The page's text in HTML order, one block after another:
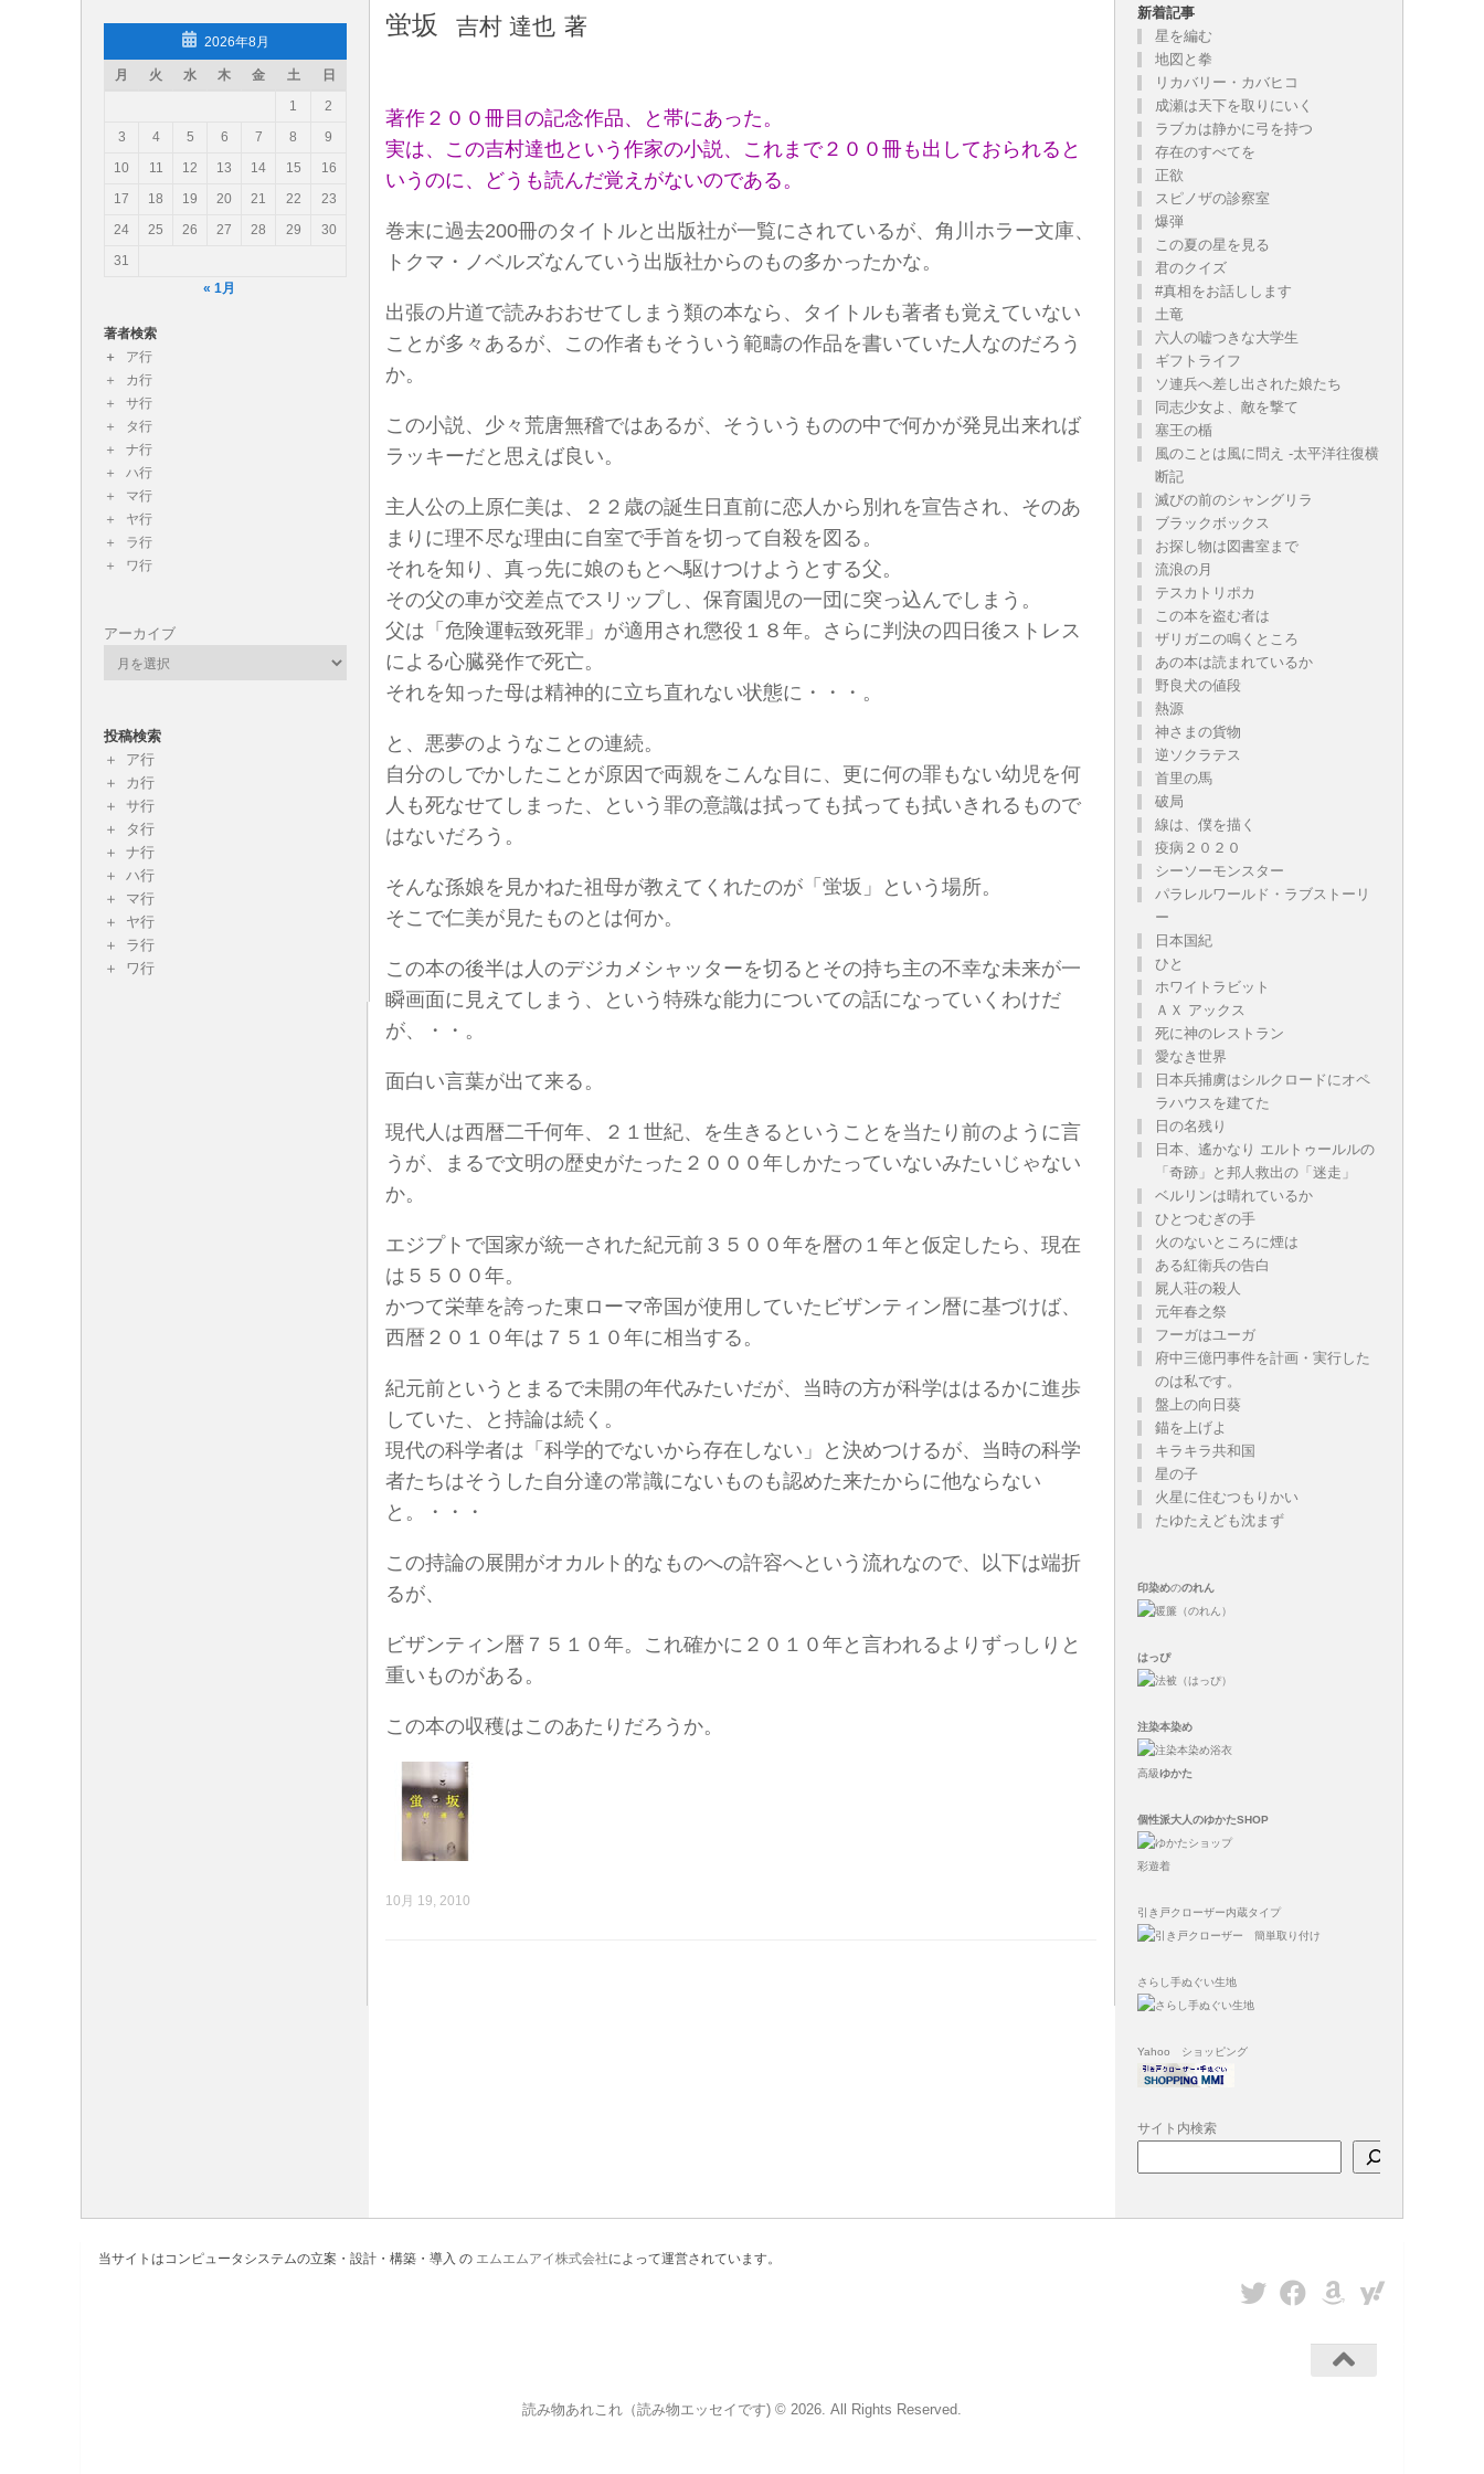
コンテンツへスキップ
読み物あれこれ（読み物エッセイです)
読み物あれこれではスタッフが各々勝手きままな読書感想文を書いております。暴言・無知・恥知らず・ご意見はいろいろお有りでしょうが、お気に召した方だけお読み下さい。
蛍坂 吉村 達也 著
著作２００冊目の記念作品、と帯にあった。
実は、この吉村達也という作家の小説、これまで２００冊も出しておられると
いうのに、どうも読んだ覚えがないのである。
巻末に過去200冊のタイトルと出版社が一覧にされているが、角川ホラー文庫、
トクマ・ノベルズなんていう出版社からのもの多かったかな。
出張の片道で読みおおせてしまう類の本なら、タイトルも著者も覚えていない
ことが多々あるが、この作者もそういう範疇の作品を書いていた人なのだろう
か。
この小説、少々荒唐無稽ではあるが、そういうものの中で何かが発見出来れば
ラッキーだと思えば良い。
主人公の上原仁美は、２２歳の誕生日直前に恋人から別れを宣告され、そのあ
まりに理不尽な理由に自室で手首を切って自殺を図る。
それを知り、真っ先に娘のもとへ駆けつけようとする父。
その父の車が交差点でスリップし、保育園児の一団に突っ込んでしまう。
父は「危険運転致死罪」が適用され懲役１８年。さらに判決の四日後ストレス
による心臓発作で死亡。
それを知った母は精神的に立ち直れない状態に・・・。
と、悪夢のようなことの連続。
自分のしでかしたことが原因で両親をこんな目に、更に何の罪もない幼児を何
人も死なせてしまった、という罪の意識は拭っても拭っても拭いきれるもので
はないだろう。
そんな孫娘を見かねた祖母が教えてくれたのが「蛍坂」という場所。
そこで仁美が見たものとは何か。
この本の後半は人のデジカメシャッターを切るとその持ち主の不幸な未来が一
瞬画面に見えてしまう、という特殊な能力についての話になっていくわけだ
が、・・。
面白い言葉が出て来る。
現代人は西暦二千何年、２１世紀、を生きるということを当たり前のように言
うが、まるで文明の歴史がたった２０００年しかたっていないみたいじゃない
か。
エジプトで国家が統一された紀元前３５００年を暦の１年と仮定したら、現在
は５５００年。
かつて栄華を誇った東ローマ帝国が使用していたビザンティン暦に基づけば、
西暦２０１０年は７５１０年に相当する。
紀元前というとまるで未開の年代みたいだが、当時の方が科学ははるかに進歩
していた、と持論は続く。
現代の科学者は「科学的でないから存在しない」と決めつけるが、当時の科学
者たちはそうした自分達の常識にないものも認めた来たからに他ならない
と。・・・
この持論の展開がオカルト的なものへの許容へという流れなので、以下は端折
るが、
ビザンティン暦７５１０年。これ確かに２０１０年と言われるよりずっしりと
重いものがある。
この本の収穫はこのあたりだろうか。
10月 19, 2010
2026年8月
月 火 水 木 金 土
日
1
2
3
4 5 6 7 8
9
10
11 12 13 14 15
16
17
18 19 20 21 22
23
24
25 26 27 28 29
30
31
« 1月
著者検索
ア行
カ行
サ行
タ行
ナ行
ハ行
マ行
ヤ行
ラ行
ワ行
アーカイブ
投稿検索
ア行
カ行
サ行
タ行
ナ行
ハ行
マ行
ヤ行
ラ行
ワ行
新着記事
星を編む
地図と拳
リカバリー・カバヒコ
成瀬は天下を取りにいく
ラブカは静かに弓を持つ
存在のすべてを
正欲
スピノザの診察室
爆弾
この夏の星を見る
君のクイズ
#真相をお話しします
土竜
六人の嘘つきな大学生
ギフトライフ
ソ連兵へ差し出された娘たち
同志少女よ、敵を撃て
塞王の楯
風のことは風に問え -太平洋往復横
断記
滅びの前のシャングリラ
ブラックボックス
お探し物は図書室まで
流浪の月
テスカトリポカ
この本を盗む者は
ザリガニの鳴くところ
あの本は読まれているか
野良犬の値段
熱源
神さまの貨物
逆ソクラテス
首里の馬
破局
線は、僕を描く
疫病２０２０
シーソーモンスター
パラレルワールド・ラブストーリ
ー
日本国紀
ひと
ホワイトラビット
ＡＸ アックス
死に神のレストラン
愛なき世界
日本兵捕虜はシルクロードにオペ
ラハウスを建てた
日の名残り
日本、遙かなり エルトゥールルの
「奇跡」と邦人救出の「迷走」
ベルリンは晴れているか
ひとつむぎの手
火のないところに煙は
ある紅衛兵の告白
屍人荘の殺人
元年春之祭
フーガはユーガ
府中三億円事件を計画・実行した
のは私です。
盤上の向日葵
錨を上げよ
キラキラ共和国
星の子
火星に住むつもりかい
たゆたえども沈まず
印染めののれん
はっぴ
注染本染め
高級ゆかた
個性派大人のゆかたSHOP
彩遊着
引き戸クローザー内蔵タイプ
さらし手ぬぐい生地
Yahoo ショッピング
サイト内検索
当サイトはコンピュータシステムの立案・設計・構築・導入 の エムエムアイ株式会社によって運営されています。
読み物あれこれ（読み物エッセイです) © 2026. All Rights Reserved.